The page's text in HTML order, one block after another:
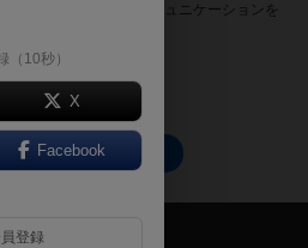
て会員同士で自由にコミュニケーションを
イン/無料会員登録
ーゲームのトップに戻る
新しい投稿
（10秒）
X
Facebook
登録